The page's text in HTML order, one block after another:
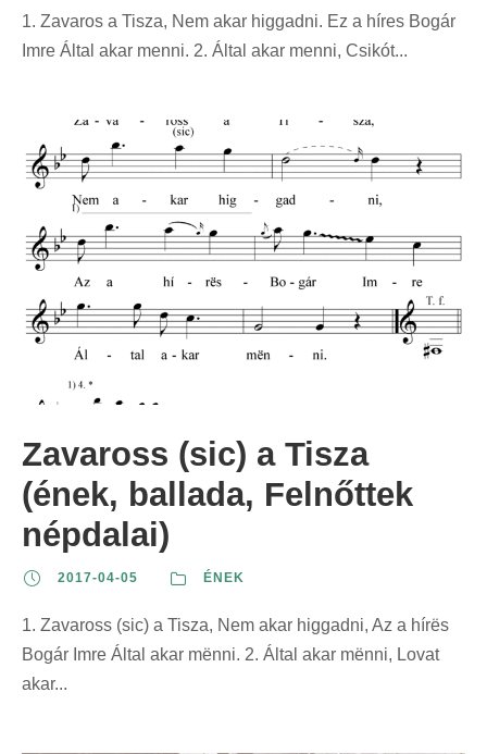
1. Zavaros a Tisza, Nem akar higgadni. Ez a híres Bogár
Imre Által akar menni. 2. Által akar menni, Csikót...
Zavaross (sic) a Tisza
(ének, ballada, Felnőttek
népdalai)
2017-04-05 ÉNEK
1. Zavaross (sic) a Tisza, Nem akar higgadni, Az a hírës
Bogár Imre Által akar mënni. 2. Által akar mënni, Lovat
akar...